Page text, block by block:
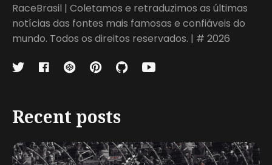
RaceBrasil | Coletamos e retraduzimos as últimas
notícias das fontes mais famosas e confiáveis do
mundo. Todos os direitos reservados. | # 2026
Recent posts